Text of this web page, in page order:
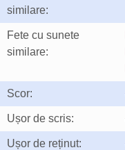
similare:
Fete cu sunete
similare:
Scor:
Ușor de scris:
Ușor de reținut: